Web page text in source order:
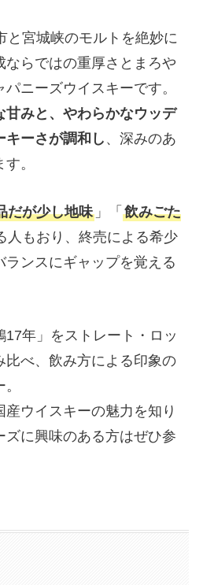
と宮城峡のモルトを絶妙に
ならではの重厚さとまろや
ニーズウイスキーです。
甘みと、やわらかなウッデ
キーさが調和し 、深みのあ
。
だが少し地味」「 飲みごた
人もおり、終売による希少
ンスにギャップを覚える
17年」をストレート・ロッ
比べ、飲み方による印象の
ウイスキーの魅力を知り
ズに興味のある方はぜひ参